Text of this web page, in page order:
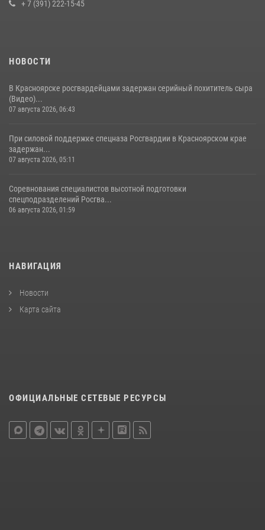
+ 7 (391) 222-15-45
НОВОСТИ
В Красноярске росгвардейцами задержан серийный похититель сыра
(Видео)...
07 августа 2026, 06:43
При силовой поддержке спецназа Росгвардии в Красноярском крае
задержан...
07 августа 2026, 05:11
Соревнования специалистов высотной подготовки
спецподразделений Росгва...
06 августа 2026, 01:59
НАВИГАЦИЯ
Новости
Карта сайта
ОФИЦИАЛЬНЫЕ СЕТЕВЫЕ РЕСУРСЫ